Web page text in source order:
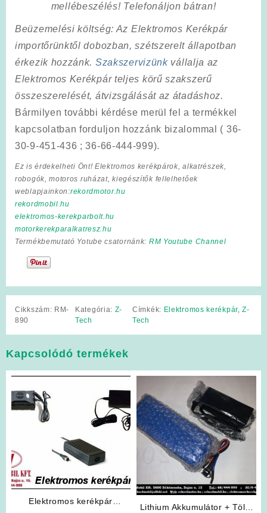
mellébeszélés! Telefonáljon bátran!
Beüzemelési költség: Az Elektromos Kerékpár
importőrünktől dobozban, szétszerelt állapotban
érkezik hozzánk. Szakszervizünk vállalja az
Elektromos Kerékpár teljes körű szakszerű
összeszerelését, átvizsgálását az átadáshoz.
Bármilyen további kérdése merül fel a termékkel
kapcsolatban forduljon hozzánk bizalommal ( 36-
30-9-451-436 ; 36-66-444-999).
Ez is érdekelheti Önt! Elektromos kerékpárok, alkatrészek,
robogók, motoros ruházat, kiegészítők fellelhetőek
weblapjainkon:rekordmotor.hu
rekordmobil.hu
elektromos-kerekparbolt.hu
motorkerekparalkatresz.hu
Termékbemutató Yotube csatornánk: RM Youtube Channel
Cikkszám: RM-
890
Kategória: Z-
Tech
Címkék: Elektromos kerékpár,Z-
Tech
Kapcsolódó termékek
Elektromos kerékpár
Lithium Akkumulátor + Töltő